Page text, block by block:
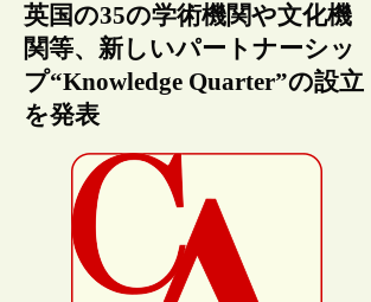
英国の35の学術機関や文化機
関等、新しいパートナーシッ
プ“Knowledge Quarter”の設立
を発表